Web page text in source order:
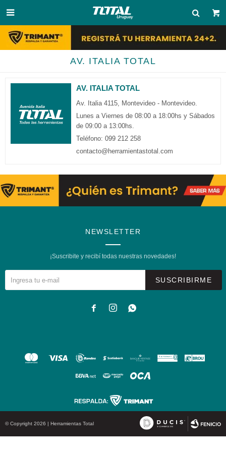

AV. ITALIA TOTAL
AV. ITALIA TOTAL
Av. Italia 4115, Montevideo - Montevideo.
Lunes a Viernes de 08:00 a 18:00hs y Sábados
de 09:00 a 13:00hs.
Teléfono: 099 212 258
contacto@herramientastotal.com
NEWSLETTER
¡Suscribite y recibí todas nuestras novedades!
SUSCRIBIRME
  
© Copyright 2026 | Herramientas Total